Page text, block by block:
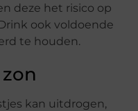
deze het risico op
ook voldoende
te houden.
kan uitdrogen,